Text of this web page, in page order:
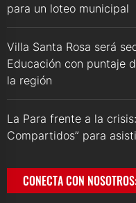
para un loteo municipal
Villa Santa Rosa será
Educación con puntaje
la región
La Para frente a la
Compartidos” para
CONECTA CON